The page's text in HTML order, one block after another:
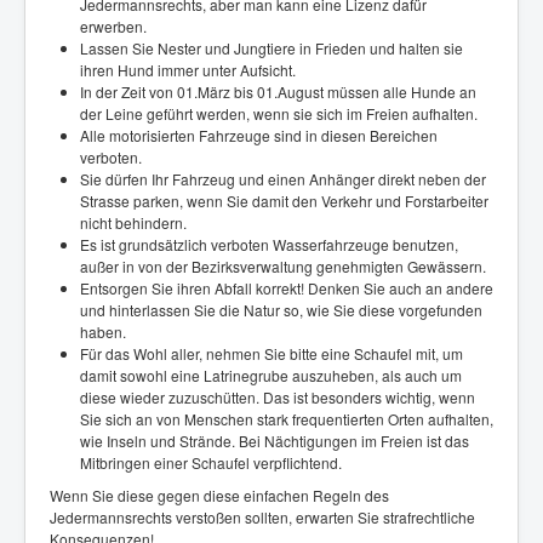
erwerben.
Lassen Sie Nester und Jungtiere in Frieden und halten sie
ihren Hund immer unter Aufsicht.
In der Zeit von 01.März bis 01.August müssen alle Hunde an
der Leine geführt werden, wenn sie sich im Freien aufhalten.
Alle motorisierten Fahrzeuge sind in diesen Bereichen
verboten.
Sie dürfen Ihr Fahrzeug und einen Anhänger direkt neben der
Strasse parken, wenn Sie damit den Verkehr und Forstarbeiter
nicht behindern.
Es ist grundsätzlich verboten Wasserfahrzeuge benutzen,
außer in von der Bezirksverwaltung genehmigten Gewässern.
Entsorgen Sie ihren Abfall korrekt! Denken Sie auch an andere
und hinterlassen Sie die Natur so, wie Sie diese vorgefunden
haben.
Für das Wohl aller, nehmen Sie bitte eine Schaufel mit, um
damit sowohl eine Latrinegrube auszuheben, als auch um
diese wieder zuzuschütten. Das ist besonders wichtig, wenn
Sie sich an von Menschen stark frequentierten Orten aufhalten,
wie Inseln und Strände. Bei Nächtigungen im Freien ist das
Mitbringen einer Schaufel verpflichtend.
Wenn Sie diese gegen diese einfachen Regeln des
Jedermannsrechts verstoßen sollten, erwarten Sie strafrechtliche
Konsequenzen!